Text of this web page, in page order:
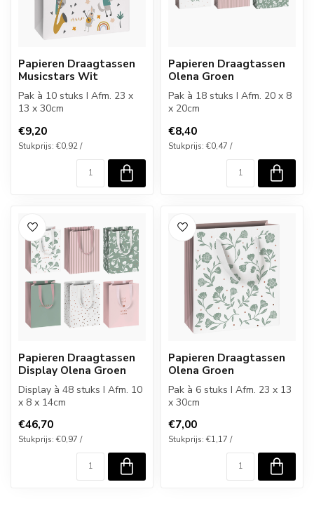
Papieren Draagtassen
Musicstars Wit
Pak à 10 stuks I Afm. 23 x
13 x 30cm
€9,20
Stukprijs: €0,92 /
Papieren Draagtassen
Olena Groen
Pak à 18 stuks I Afm. 20 x 8
x 20cm
€8,40
Stukprijs: €0,47 /
Papieren Draagtassen
Display Olena Groen
Display à 48 stuks I Afm. 10
x 8 x 14cm
€46,70
Stukprijs: €0,97 /
Papieren Draagtassen
Olena Groen
Pak à 6 stuks I Afm. 23 x 13
x 30cm
€7,00
Stukprijs: €1,17 /